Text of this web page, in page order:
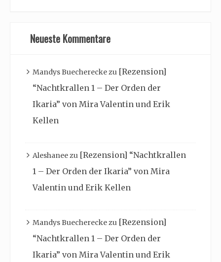
Neueste Kommentare
Mandys Buechereckezu [Rezension]
“Nachtkrallen 1 – Der Orden der
Ikaria” von Mira Valentin und Erik
Kellen
Aleshaneezu [Rezension] “Nachtkrallen
1 – Der Orden der Ikaria” von Mira
Valentin und Erik Kellen
Mandys Buechereckezu [Rezension]
“Nachtkrallen 1 – Der Orden der
Ikaria” von Mira Valentin und Erik